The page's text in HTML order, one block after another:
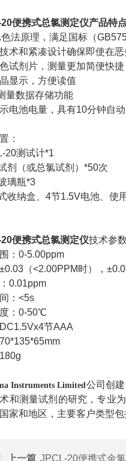
便携式总氯测定仪产品特
法原理，满足国标（
术和紧凑设计确保即使在
试剂片，测量更加简便快捷
显示，方便读值
量数据存储功能
电池电量，具有10分钟自
：
20测试计*1
剂（或总氯试剂）*50次
璃瓶*3
收纳盒、4节1.5V电池、使
便携式总氯测定仪技术参数
：0-5.00ppm
（<2.00PPM时），
0.01ppm
：<5s
：0-50℃
节AAA
Instruments Limited公司创
和测量试剂的研究，专业
家和地区，主要客户类型
上一篇 JPCL-20便携式余